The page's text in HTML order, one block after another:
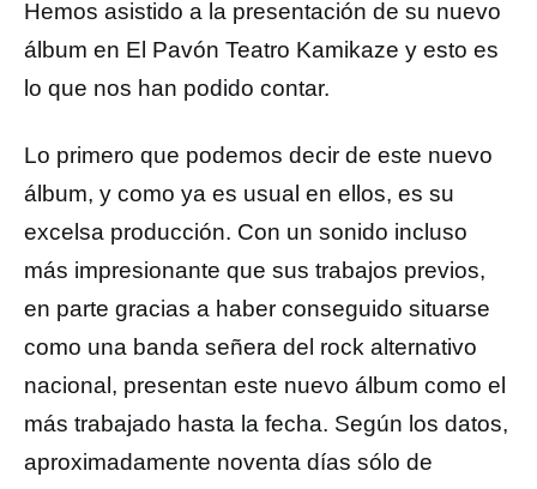
Hemos asistido a la presentación de su nuevo
álbum en El Pavón Teatro Kamikaze y esto es
lo que nos han podido contar.
Lo primero que podemos decir de este nuevo
álbum, y como ya es usual en ellos, es su
excelsa producción. Con un sonido incluso
más impresionante que sus trabajos previos,
en parte gracias a haber conseguido situarse
como una banda señera del rock alternativo
nacional, presentan este nuevo álbum como el
más trabajado hasta la fecha. Según los datos,
aproximadamente noventa días sólo de